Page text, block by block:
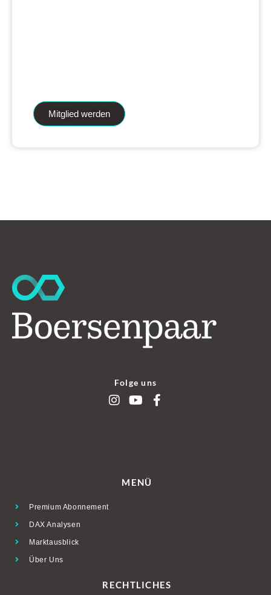
Mitglied werden
Folge uns
MENÜ
Premium Abonnement
DAX Analysen
Marktausblick
Über Uns
RECHTLICHES